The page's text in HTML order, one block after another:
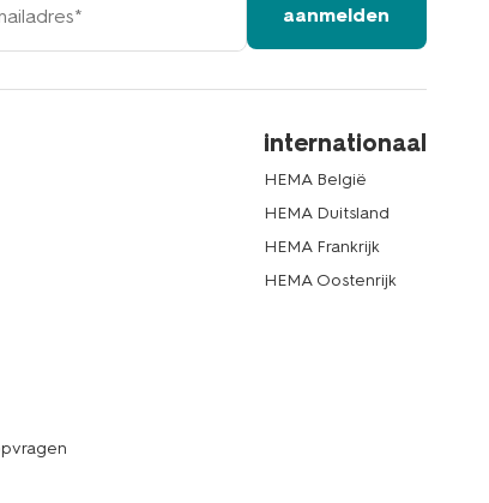
aanmelden
internationaal
HEMA België
HEMA Duitsland
HEMA Frankrijk
HEMA Oostenrijk